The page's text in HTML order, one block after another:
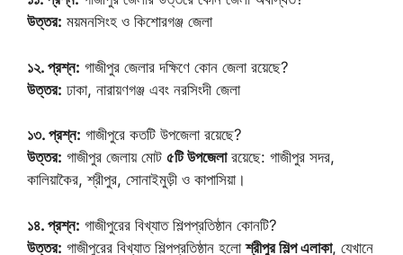
উত্তর: ময়মনসিংহ ও কিশোরগঞ্জ জেলা
১২. প্রশ্ন: গাজীপুর জেলার দক্ষিণে কোন জেলা রয়েছে?
উত্তর: ঢাকা, নারায়ণগঞ্জ এবং নরসিংদী জেলা
১৩. প্রশ্ন: গাজীপুরে কতটি উপজেলা রয়েছে?
উত্তর: গাজীপুর জেলায় মোট ৫টি উপজেলারয়েছে: গাজীপুর সদর,
কালিয়াকৈর, শ্রীপুর, সোনাইমুড়ী ও কাপাসিয়া।
১৪. প্রশ্ন: গাজীপুরের বিখ্যাত শিল্পপ্রতিষ্ঠান কোনটি?
উত্তর: গাজীপুরের বিখ্যাত শিল্পপ্রতিষ্ঠান হলোশ্রীপুর শিল্প এলাকা, যেখানে